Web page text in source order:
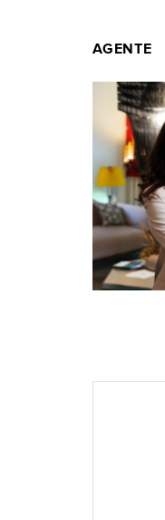
AGENTE